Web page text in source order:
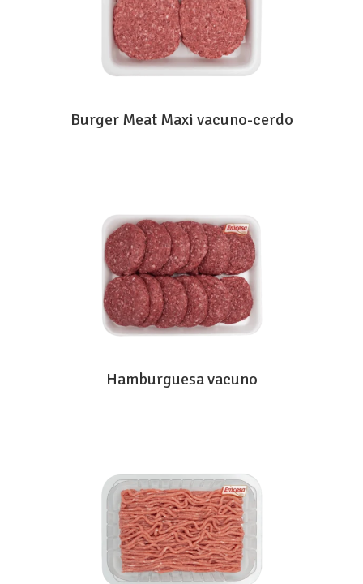
Burger Meat Maxi vacuno-cerdo
Hamburguesa vacuno